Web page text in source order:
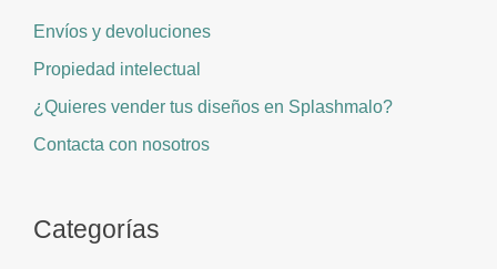
Envíos y devoluciones
Propiedad intelectual
¿Quieres vender tus diseños en Splashmalo?
Contacta con nosotros
Categorías